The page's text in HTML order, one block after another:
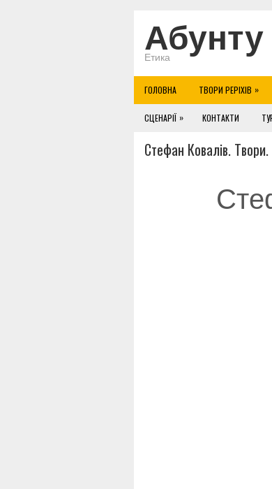
Абунту
Етика
ГОЛОВНА ТВОРИ РЕРІХІВ »
СЦЕНАРІЇ » КОНТАКТИ
Стефан Ковалів. Твори.